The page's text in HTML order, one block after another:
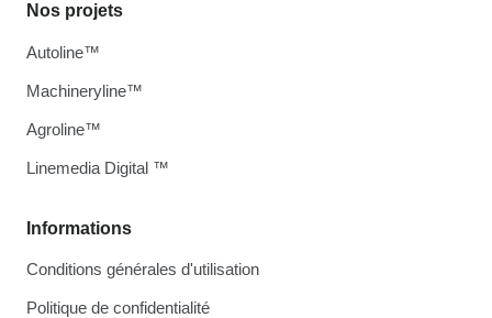
Informations
Conditions générales d'utilisation
Politique de confidentialité
Nos projets
Autoline™
Machineryline™
Agroline™
Linemedia Digital ™